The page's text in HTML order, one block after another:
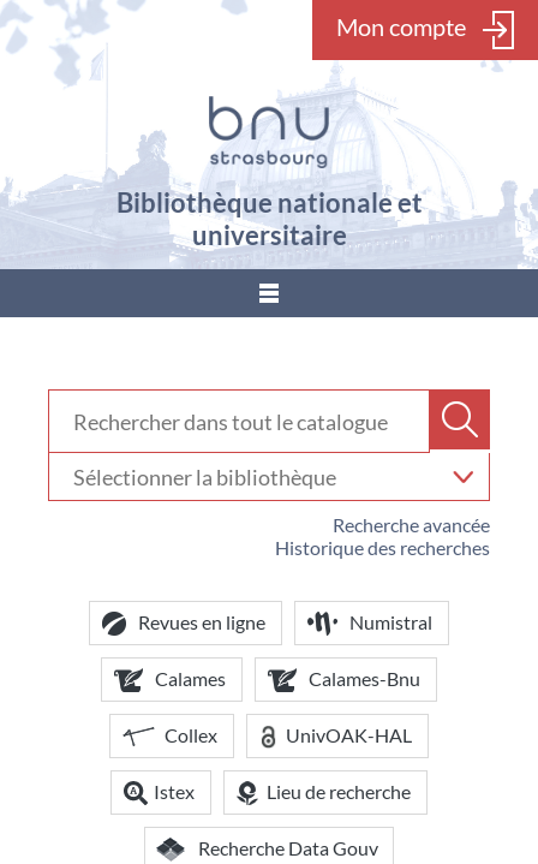
Mon compte
Bibliothèque nationale et
universitaire
???
Recherche avancée
Historique des recherches
votre
bibliothèque
Revues en ligne Numistral
Calames Calames-Bnu
Collex UnivOAK-HAL
Istex Lieu de recherche
Recherche Data Gouv